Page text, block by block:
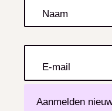
Dreams en Wow
persoonlijke te
perspectieven op
Naam
E-mail
Aanmelden